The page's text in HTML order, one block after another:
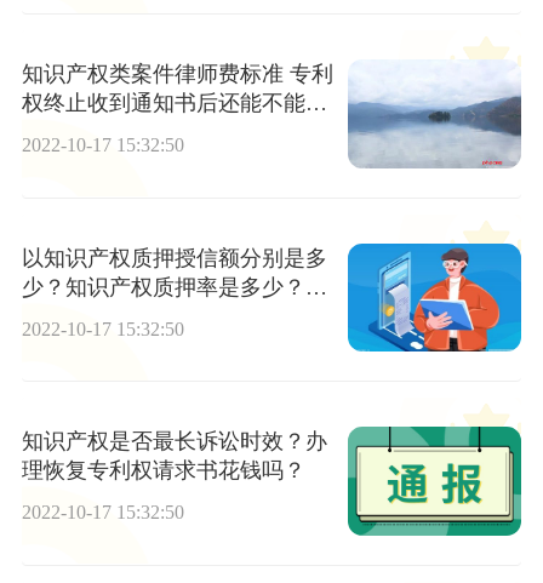
知识产权类案件律师费标准 专利
权终止收到通知书后还能不能恢
复？
2022-10-17 15:32:50
以知识产权质押授信额分别是多
少？知识产权质押率是多少？专
2022-10-17 15:32:50
知识产权是否最长诉讼时效？办
理恢复专利权请求书花钱吗？
2022-10-17 15:32:50